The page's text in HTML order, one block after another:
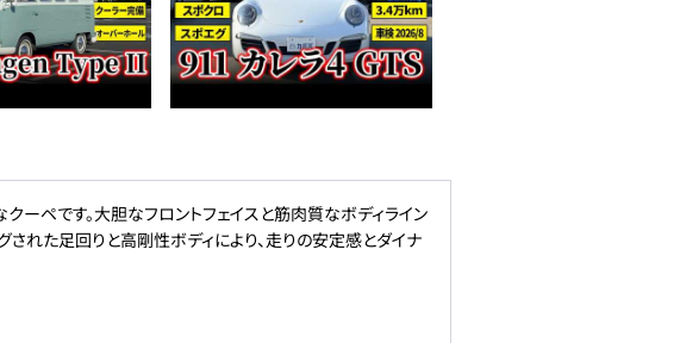
ーペです。大胆なフロントフェイスと筋肉質なボディライン
れた足回りと高剛性ボディにより、走りの安定感とダイナ